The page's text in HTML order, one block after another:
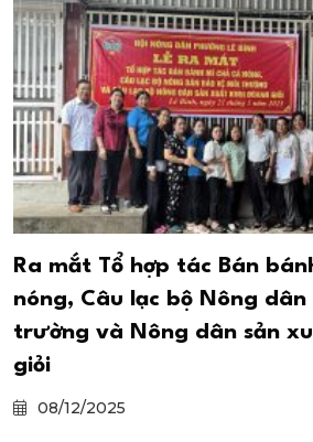
Ra mắt Tổ hợp tác Bán
nóng, Câu lạc bộ Nông
trường và Nông dân sản
giỏi
08/12/2025